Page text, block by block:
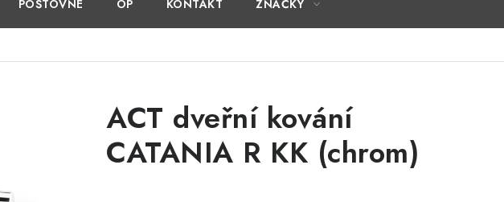
POŠTOVNÉ OP KONTAKT ZNAČKY
ACT dveřní kování
CATANIA R KK (chrom)